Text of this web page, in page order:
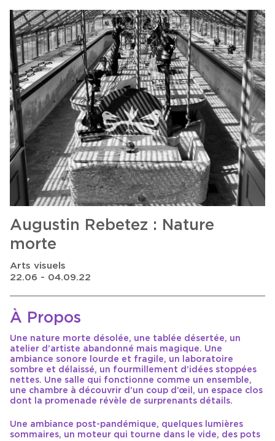
Augustin Rebetez : Nature
morte
Arts visuels
22.06 - 04.09.22
À Propos
Une nature morte désolée, une tablée désertée, un
atelier d’artiste abandonné mais magique. Une
ambiance sonore lourde et fragile, un laboratoire
sombre et délaissé, un fourmillement d’idées stoppées
nettes. Une salle qui fonctionne comme un ensemble,
une chambre à découvrir d’un coup d’œil, un espace clos
dont la promenade révèle de surprenants détails.
Une ambiance post-pandémique, quelques lumières
sommaires, un moteur qui tourne dans le vide, des pots